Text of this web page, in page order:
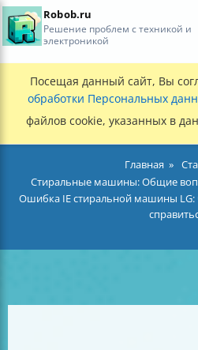
Robob.ru
Решение проблем с техникой и
электроникой
Посещая данный сайт, Вы
обработки Персональных
файлов cookie, указанных в
Главная
Стиральные машины: Общие
Ошибка IE стиральной машины LG: